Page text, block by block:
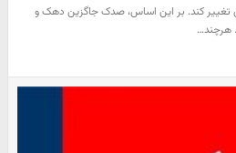
تغییر کند. بر این اساس، صدک جاگزین دهک و
هرچند…